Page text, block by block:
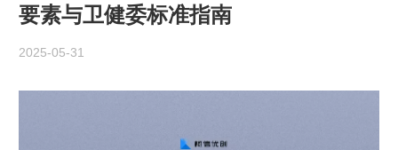
要素与卫健委标准指南
2025-05-31